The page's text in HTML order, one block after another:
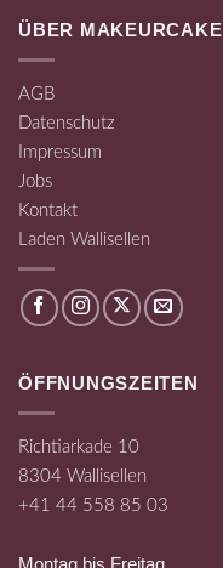
ÜBER MAKEURCAKE
AGB
Datenschutz
Impressum
Jobs
Kontakt
Laden Wallisellen
ÖFFNUNGSZEITEN
Richtiarkade 10
8304 Wallisellen
+41 44 558 85 03
Montag bis Freitag